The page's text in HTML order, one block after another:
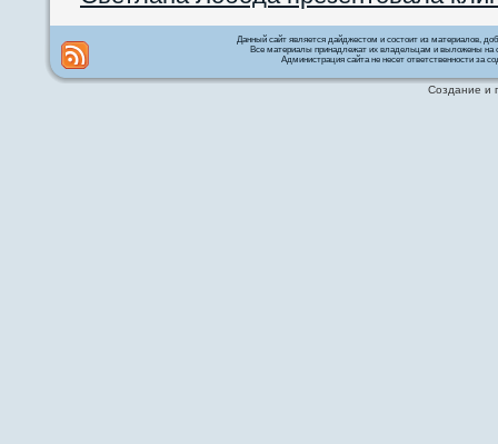
Данный сайт является дайджестом и состоит из материалов,
Все материалы принадлежат их владельцам и выложены на
Администрация сайта не несет ответственности за
Создание и